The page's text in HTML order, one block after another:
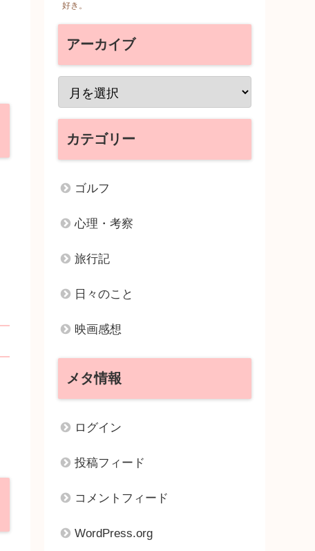
好き。
アーカイブ
カテゴリー
ゴルフ
心理・考察
旅行記
日々のこと
映画感想
メタ情報
ログイン
投稿フィード
コメントフィード
WordPress.org